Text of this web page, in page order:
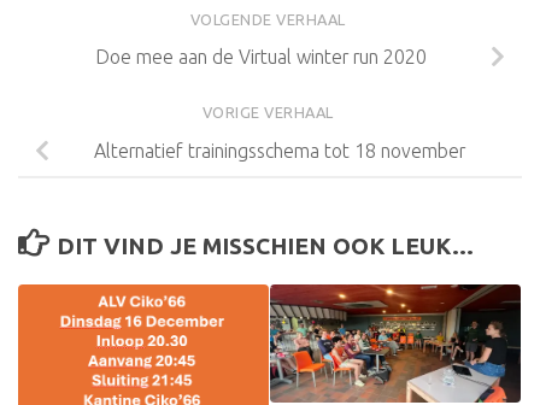
VOLGENDE VERHAAL
Doe mee aan de Virtual winter run 2020
VORIGE VERHAAL
Alternatief trainingsschema tot 18 november
DIT VIND JE MISSCHIEN OOK LEUK...